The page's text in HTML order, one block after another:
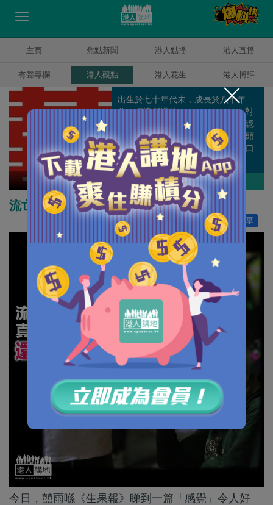
主頁 焦點新聞 港人點播 港人直播
有聲專欄 港人觀點 港人花生 港人博評
囍雨
出生於七十年代未，成長於八十年
代。緬懷所謂的Good Old Days，對
香港部份人時常嗟天怨地感無奈，認
為香港仍然是「只要努力，仍有出頭
天」的福地，不擅書寫中文，寧寫口
語。
作者其他博評
流亡者可以回家嗎？
分享
1,901
今日，囍雨喺《生果報》睇到一篇「感覺」令人好